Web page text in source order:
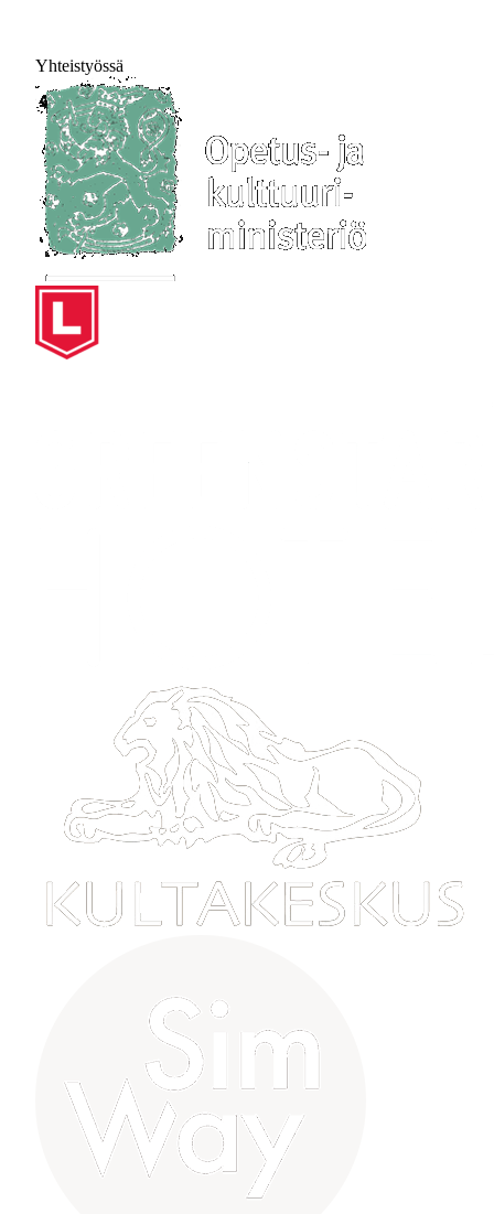
Yhteistyössä